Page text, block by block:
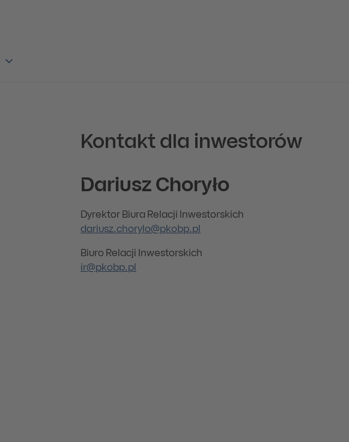
Kontakt dla inwestorów
Dariusz Choryło
Dyrektor Biura Relacji Inwestorskich
dariusz.chorylo@pkobp.pl
Biuro Relacji Inwestorskich
ir@pkobp.pl